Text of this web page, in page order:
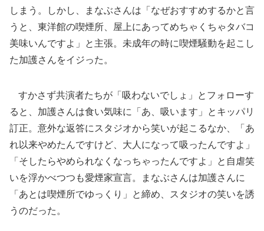
しまう。しかし、まなぶさんは「なぜおすすめするかと言
うと、東洋館の喫煙所、屋上にあってめちゃくちゃタバコ
美味いんですよ」と主張。未成年の時に喫煙騒動を起こし
た加護さんをイジった。
すかさず共演者たちが「吸わないでしょ」とフォローす
ると、加護さんは食い気味に「あ、吸います」とキッパリ
訂正。意外な返答にスタジオから笑いが起こるなか、「あ
れ以来やめたんですけど、大人になって吸ったんですよ」
「そしたらやめられなくなっちゃったんですよ」と自虐笑
いを浮かべつつも愛煙家宣言。まなぶさんは加護さんに
「あとは喫煙所でゆっくり」と締め、スタジオの笑いを誘
うのだった。